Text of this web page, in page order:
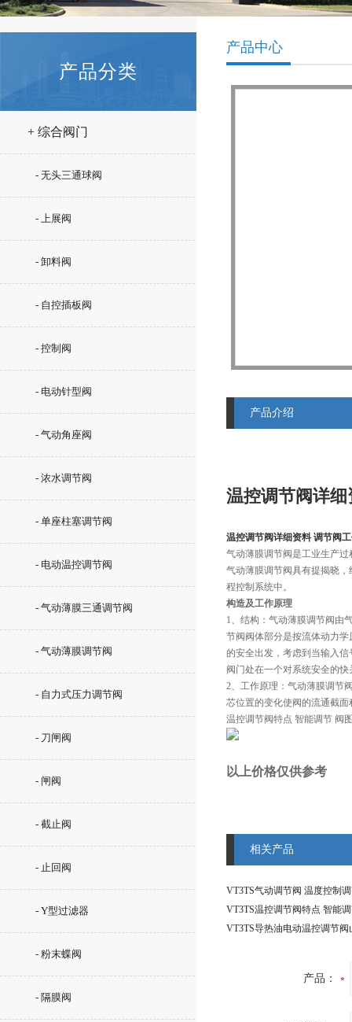
产品分类
+ 综合阀门
- 无头三通球阀
- 上展阀
- 卸料阀
- 自控插板阀
- 控制阀
- 电动针型阀
- 气动角座阀
- 浓水调节阀
- 单座柱塞调节阀
- 电动温控调节阀
- 气动薄膜三通调节阀
- 气动薄膜调节阀
- 自力式压力调节阀
- 刀闸阀
- 闸阀
- 截止阀
- 止回阀
- Y型过滤器
- 粉末蝶阀
- 隔膜阀
产品中心
产品介绍
温控调节阀详
温控调节阀详细资料 调节阀
气动薄膜调节阀是工业生产
气动薄膜调节阀具有提揭晓
程控制系统中。
构造及工作原理
1、结构：气动薄膜调节阀由
节阀阀体部分是按流体动力
的安全出发，考虑到当输入信
阀门处在一个对系统安全的快
2、工作原理：气动薄膜调节
芯位置的变化使阀的流通截
温控调节阀特点 智能调节 阀
以上价格仅供参考
相关产品
产品：